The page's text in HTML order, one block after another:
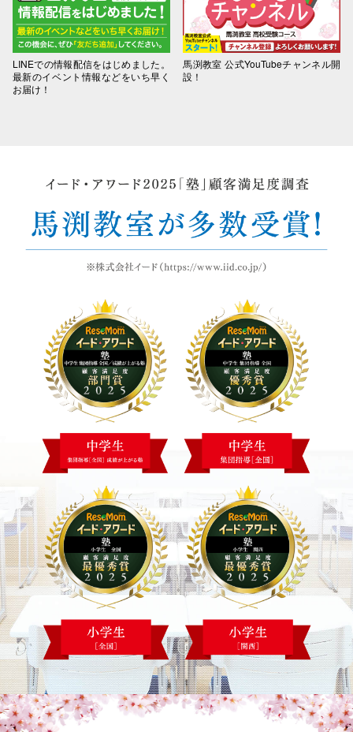
LINEでの情報配信をはじめました。
最新のイベント情報などをいち早く
お届け！
馬渕教室 公式YouTubeチャンネル開
設！